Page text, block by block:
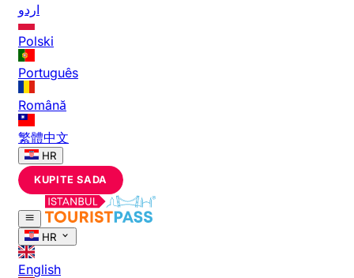
اردو
Polski
Português
Română
繁體中文
HR
KUPITE SADA
HR
English